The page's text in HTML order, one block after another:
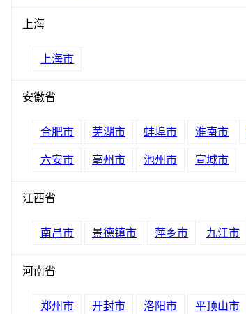
上海
上海市
安徽省
合肥市 芜湖市 蚌埠市 淮南市
六安市 亳州市 池州市 宣城市
江西省
南昌市 景德镇市 萍乡市 九江市
河南省
郑州市 开封市 洛阳市 平顶山市